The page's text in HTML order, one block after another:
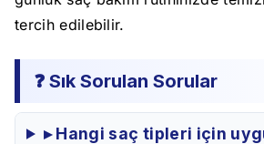
tercih edilebilir.
❓ Sık Sorulan Sorular
▸ Hangi saç tipleri için